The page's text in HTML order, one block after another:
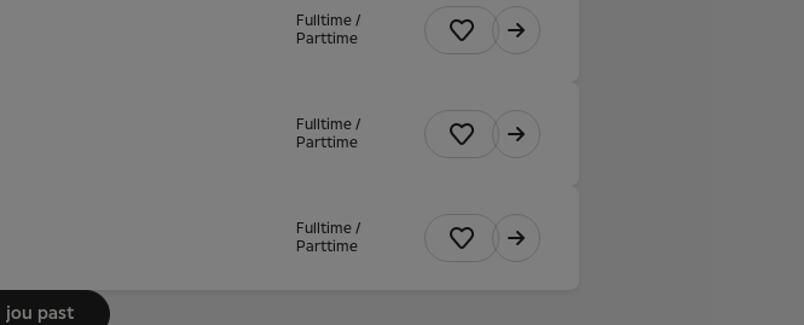
Fulltime /
Parttime
Fulltime /
Parttime
Fulltime /
Parttime
jou past